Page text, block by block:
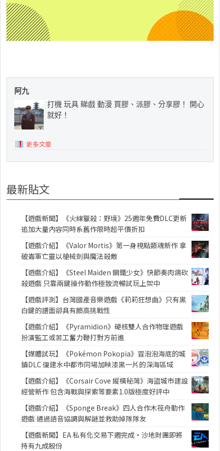
阿九
打機 玩具 睇戲 動漫 買膠、派膠、分享膠！ 開心
就好！
更多文章
最新貼文
【遊戲新聞】《火線獵殺：野境》25週年免費DLC更新
追加大量內容同時系舊作限時超平價折扣
【遊戲介紹】《Valor Mortis》第一身視點類魂新作 拿
破崙軍亡靈以槍械劍與魔法殺敵
【遊戲介紹】《Steel Maiden 鋼鐵少女》快節奏肉鴿砍
殺遊戲 只靠兩鍵操作動作極致流暢試玩上架中
【遊戲評測】台灣國產音樂遊戲《莉莉狂想曲》只有黑
白鍵的譜面卻具有頗高挑戰性
【遊戲介紹】《Pyramidion》硬核雙人合作物理遊戲
扮演監工或苦工奮力鞭打對方前進
【媒體試玩】《Pokémon Pokopia》冒泡泡海底的城
鎮DLC 復建水中都市同場加映漆黑一片的深海區域
【遊戲介紹】《Corsair Cove 縱橫秘灣》海盜城市建設
經營新作 包含海戰與探索等要素1.0版極度好評中
【遊戲介紹】《Sponge Break》四人合作木筏舟動作
遊戲 通過語音協調與解謎並救助掉隊隊友
【遊戲新聞】EA 私有化交易下週完成・沙地財團即將
持有九成股份